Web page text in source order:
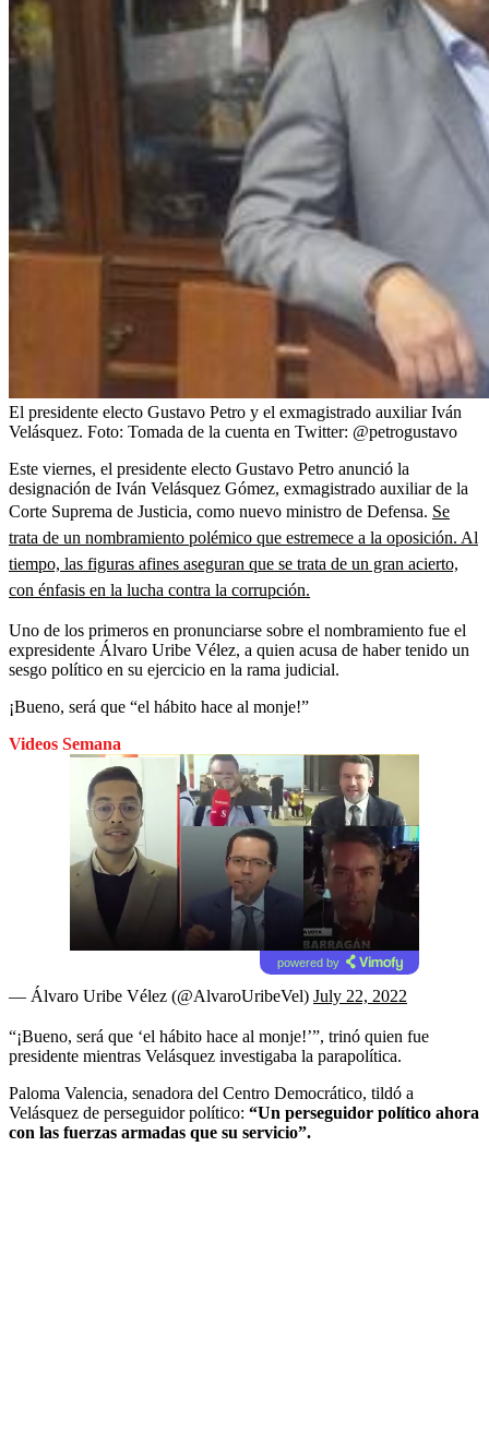
El presidente electo Gustavo Petro y el exmagistrado auxiliar Iván
Velásquez. Foto: Tomada de la cuenta en Twitter: @petrogustavo
Este viernes, el presidente electo Gustavo Petro anunció la
designación de Iván Velásquez Gómez, exmagistrado auxiliar de la
Corte Suprema de Justicia, como nuevo ministro de Defensa. Se
trata de un nombramiento polémico que estremece a la oposición. Al
tiempo, las figuras afines aseguran que se trata de un gran acierto,
con énfasis en la lucha contra la corrupción.
Uno de los primeros en pronunciarse sobre el nombramiento fue el
expresidente Álvaro Uribe Vélez, a quien acusa de haber tenido un
sesgo político en su ejercicio en la rama judicial.
¡Bueno, será que “el hábito hace al monje!”
Videos Semana
powered by
— Álvaro Uribe Vélez (@AlvaroUribeVel) July 22, 2022
“¡Bueno, será que ‘el hábito hace al monje!’”, trinó quien fue
presidente mientras Velásquez investigaba la parapolítica.
Paloma Valencia, senadora del Centro Democrático, tildó a
Velásquez de perseguidor político: “Un perseguidor político ahora
con las fuerzas armadas que su servicio”.